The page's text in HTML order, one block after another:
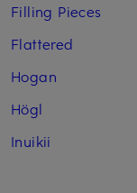
Filling Pieces
Flattered
Hogan
Högl
Inuikii